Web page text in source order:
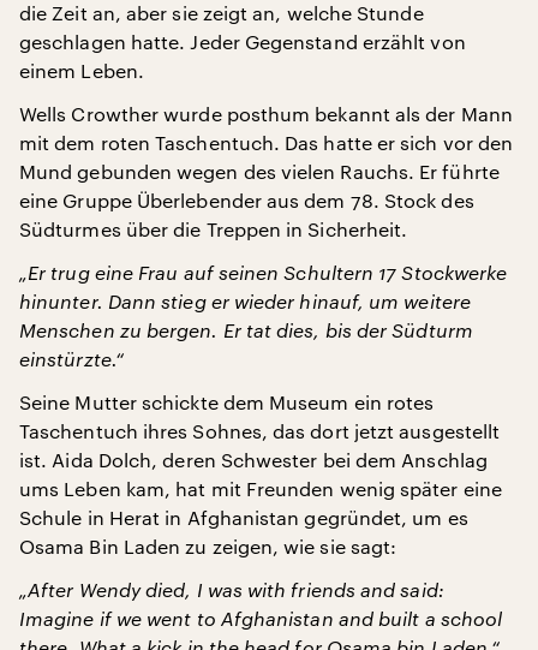
die Zeit an, aber sie zeigt an, welche Stunde
geschlagen hatte. Jeder Gegenstand erzählt von
einem Leben.
Wells Crowther wurde posthum bekannt als der Mann
mit dem roten Taschentuch. Das hatte er sich vor den
Mund gebunden wegen des vielen Rauchs. Er führte
eine Gruppe Überlebender aus dem 78. Stock des
Südturmes über die Treppen in Sicherheit.
„Er trug eine Frau auf seinen Schultern 17 Stockwerke
hinunter. Dann stieg er wieder hinauf, um weitere
Menschen zu bergen. Er tat dies, bis der Südturm
einstürzte.“
Seine Mutter schickte dem Museum ein rotes
Taschentuch ihres Sohnes, das dort jetzt ausgestellt
ist. Aida Dolch, deren Schwester bei dem Anschlag
ums Leben kam, hat mit Freunden wenig später eine
Schule in Herat in Afghanistan gegründet, um es
Osama Bin Laden zu zeigen, wie sie sagt:
„After Wendy died, I was with friends and said:
Imagine if we went to Afghanistan and built a school